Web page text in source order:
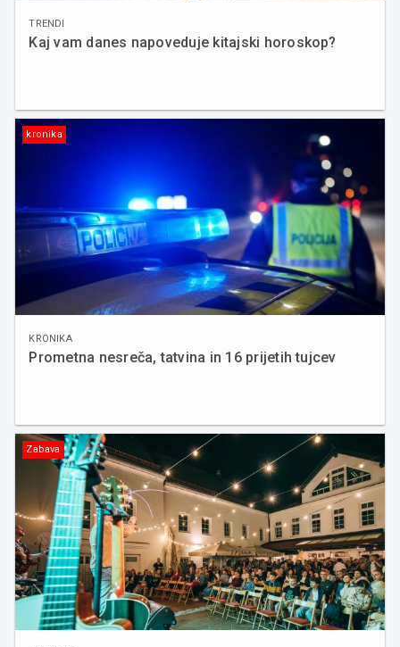
TRENDI
Kaj vam danes napoveduje kitajski horoskop?
kronika
KRONIKA
Prometna nesreča, tatvina in 16 prijetih tujcev
Zabava